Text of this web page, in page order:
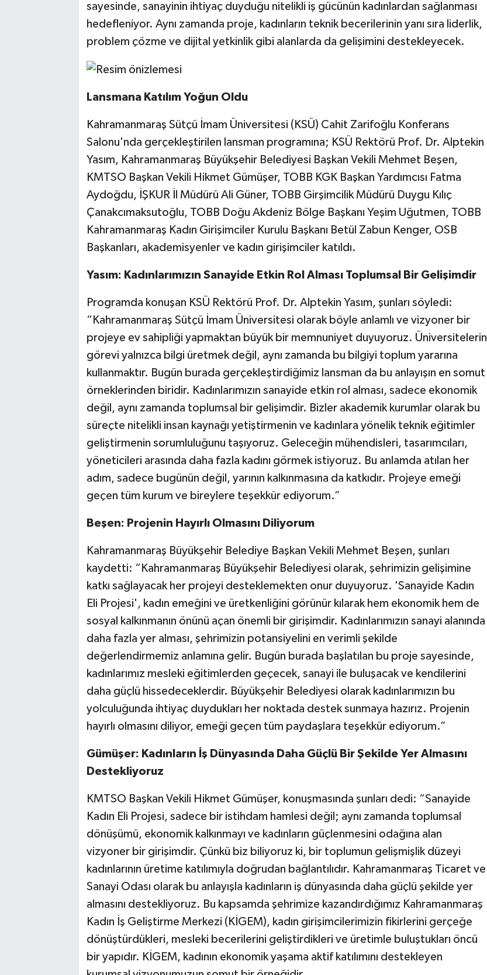
sayesinde, sanayinin ihtiyaç duyduğu nitelikli iş gücünün kadınlardan sağlanması
hedefleniyor. Aynı zamanda proje, kadınların teknik becerilerinin yanı sıra liderlik,
problem çözme ve dijital yetkinlik gibi alanlarda da gelişimini destekleyecek.
Lansmana Katılım Yoğun Oldu
Kahramanmaraş Sütçü İmam Üniversitesi (KSÜ) Cahit Zarifoğlu Konferans
Salonu'nda gerçekleştirilen lansman programına; KSÜ Rektörü Prof. Dr. Alptekin
Yasım, Kahramanmaraş Büyükşehir Belediyesi Başkan Vekili Mehmet Beşen,
KMTSO Başkan Vekili Hikmet Gümüşer, TOBB KGK Başkan Yardımcısı Fatma
Aydoğdu, İŞKUR İl Müdürü Ali Güner, TOBB Girşimcilik Müdürü Duygu Kılıç
Çanakcımaksutoğlu, TOBB Doğu Akdeniz Bölge Başkanı Yeşim Uğutmen, TOBB
Kahramanmaraş Kadın Girişimciler Kurulu Başkanı Betül Zabun Kenger, OSB
Başkanları, akademisyenler ve kadın girişimciler katıldı.
Yasım: Kadınlarımızın Sanayide Etkin Rol Alması Toplumsal Bir Gelişimdir
Programda konuşan KSÜ Rektörü Prof. Dr. Alptekin Yasım, şunları söyledi:
“Kahramanmaraş Sütçü İmam Üniversitesi olarak böyle anlamlı ve vizyoner bir
projeye ev sahipliği yapmaktan büyük bir memnuniyet duyuyoruz. Üniversitelerin
görevi yalnızca bilgi üretmek değil, aynı zamanda bu bilgiyi toplum yararına
kullanmaktır. Bugün burada gerçekleştirdiğimiz lansman da bu anlayışın en somut
örneklerinden biridir. Kadınlarımızın sanayide etkin rol alması, sadece ekonomik
değil, aynı zamanda toplumsal bir gelişimdir. Bizler akademik kurumlar olarak bu
süreçte nitelikli insan kaynağı yetiştirmenin ve kadınlara yönelik teknik eğitimler
geliştirmenin sorumluluğunu taşıyoruz. Geleceğin mühendisleri, tasarımcıları,
yöneticileri arasında daha fazla kadını görmek istiyoruz. Bu anlamda atılan her
adım, sadece bugünün değil, yarının kalkınmasına da katkıdır. Projeye emeği
geçen tüm kurum ve bireylere teşekkür ediyorum.”
Beşen: Projenin Hayırlı Olmasını Diliyorum
Kahramanmaraş Büyükşehir Belediye Başkan Vekili Mehmet Beşen, şunları
kaydetti: “Kahramanmaraş Büyükşehir Belediyesi olarak, şehrimizin gelişimine
katkı sağlayacak her projeyi desteklemekten onur duyuyoruz. 'Sanayide Kadın
Eli Projesi', kadın emeğini ve üretkenliğini görünür kılarak hem ekonomik hem de
sosyal kalkınmanın önünü açan önemli bir girişimdir. Kadınlarımızın sanayi alanında
daha fazla yer alması, şehrimizin potansiyelini en verimli şekilde
değerlendirmemiz anlamına gelir. Bugün burada başlatılan bu proje sayesinde,
kadınlarımız mesleki eğitimlerden geçecek, sanayi ile buluşacak ve kendilerini
daha güçlü hissedeceklerdir. Büyükşehir Belediyesi olarak kadınlarımızın bu
yolculuğunda ihtiyaç duydukları her noktada destek sunmaya hazırız. Projenin
hayırlı olmasını diliyor, emeği geçen tüm paydaşlara teşekkür ediyorum.”
Gümüşer: Kadınların İş Dünyasında Daha Güçlü Bir Şekilde Yer Almasını
Destekliyoruz
KMTSO Başkan Vekili Hikmet Gümüşer, konuşmasında şunları dedi: “Sanayide
Kadın Eli Projesi, sadece bir istihdam hamlesi değil; aynı zamanda toplumsal
dönüşümü, ekonomik kalkınmayı ve kadınların güçlenmesini odağına alan
vizyoner bir girişimdir. Çünkü biz biliyoruz ki, bir toplumun gelişmişlik düzeyi
kadınlarının üretime katılımıyla doğrudan bağlantılıdır. Kahramanmaraş Ticaret ve
Sanayi Odası olarak bu anlayışla kadınların iş dünyasında daha güçlü şekilde yer
almasını destekliyoruz. Bu kapsamda şehrimize kazandırdığımız Kahramanmaraş
Kadın İş Geliştirme Merkezi (KİGEM), kadın girişimcilerimizin fikirlerini gerçeğe
dönüştürdükleri, mesleki becerilerini geliştirdikleri ve üretimle buluştukları öncü
bir yapıdır. KİGEM, kadının ekonomik yaşama aktif katılımını destekleyen